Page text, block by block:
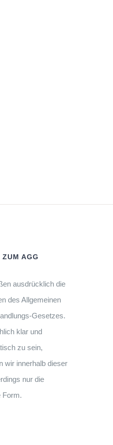
ZUM AGG
ausdrücklich die
des Allgemeinen
Gesetzes.
klar und
zu sein,
wir innerhalb dieser
nur die
Form.